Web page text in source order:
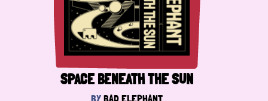
SPACE BENEATH THE SUN